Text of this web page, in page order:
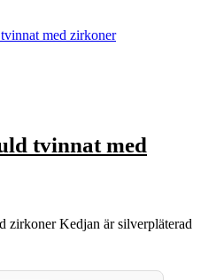
tvinnat med
zirkoner Kedjan är silverpläterad